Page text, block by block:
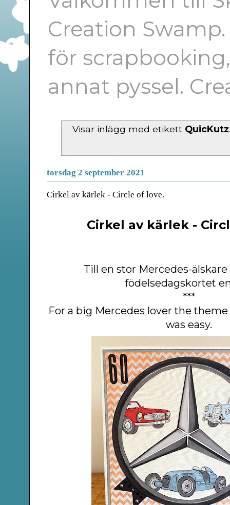
Creation
för
annat pyssel.
Visar inlägg med etikett QuicKutz
torsdag 2 september 2021
Cirkel av kärlek - Circle of love.
Cirkel av kärlek -
Till en stor Mercedes-
födelsedagskortet
***
For a big Mercedes lover the
was easy.